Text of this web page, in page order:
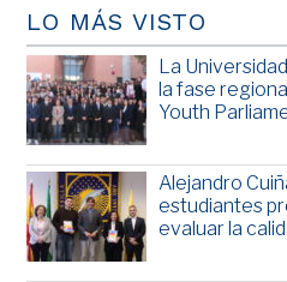
LO MÁS VISTO
La
la fase
Youth
Alejandro
estudiantes
evaluar la